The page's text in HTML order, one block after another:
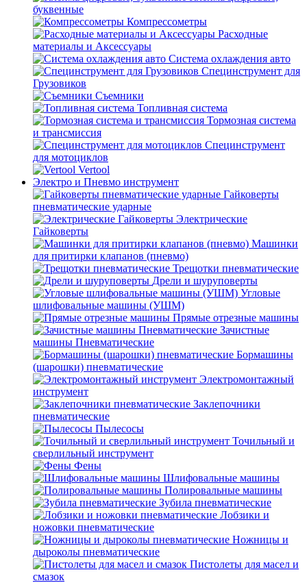
буквенные
Компрессометры
Расходные
материалы и Аксессуары
Система охлаждения авто
Специнструмент для
Грузовиков
Съемники
Топливная система
Тормозная система
и трансмиссия
Специнструмент
для мотоциклов
Vertool
Электро и Пневмо инструмент
Гайковерты
пневматические ударные
Электрические
Гайковерты
Машинки
для притирки клапанов (пневмо)
Трещотки пневматические
Дрели и шуруповерты
Угловые
шлифовальные машины (УШМ)
Прямые отрезные машины
Зачистные
машины Пневматические
Бормашины
(шарошки) пневматические
Электромонтажный
инструмент
Заклепочники
пневматические
Пылесосы
Точильный и
сверлильный инструмент
Фены
Шлифовальные машины
Полировальные машины
Зубила пневматические
Лобзики и
ножовки пневматические
Ножницы и
дыроколы пневматические
Пистолеты для масел и
смазок